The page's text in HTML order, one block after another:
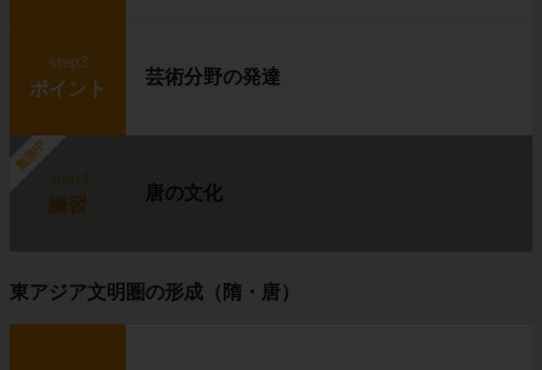
step3
ポイント
芸術分野の発達
勉強中
練習
唐の文化
東アジア文明圏の形成（隋・唐）